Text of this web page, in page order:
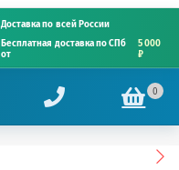
Доставка по всей России
Бесплатная доставка по СПб
от
5 000
₽
0